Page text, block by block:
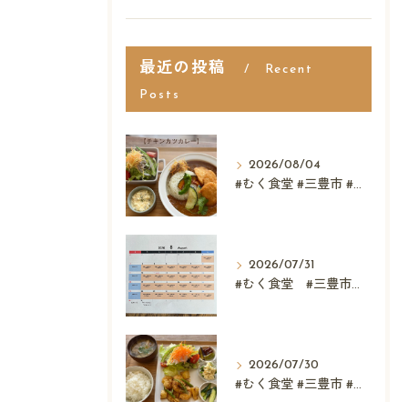
最近の投稿 Recent
Posts
2026/08/04
#むく食堂 #三豊市 #テイクアウト #高屋神社 #...
2026/07/31
#むく食堂 #三豊市 #レストラン #ランチ #スウィーツ
2026/07/30
#むく食堂 #三豊市 #カフェ レストラン #父母ヶ浜 ...